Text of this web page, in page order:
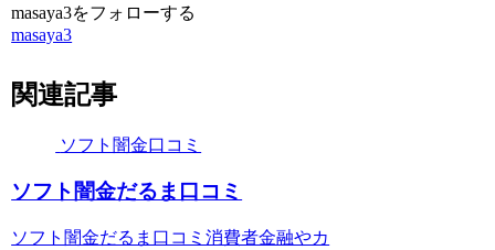
masaya3をフォローする
masaya3
関連記事
ソフト闇金口コミ
ソフト闇金だるま口コミ
ソフト闇金だるま口コミ消費者金融やカ